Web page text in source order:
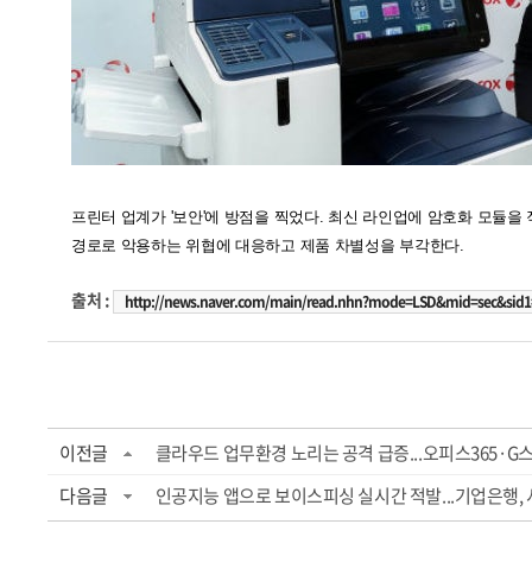
프린터 업계가 '보안'에 방점을 찍었다. 최신 라인업에 암호화 모듈
경로로 악용하는 위협에 대응하고 제품 차별성을 부각한다.
출처 : http://news.naver.com/main/
이전글
클라우드 업무환경 노리는 공격 급증...오피스365·G
다음글
인공지능 앱으로 보이스피싱 실시간 적발...기업은행,